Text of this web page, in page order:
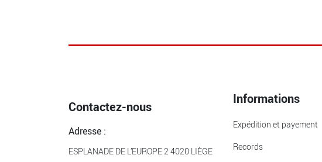
Contactez-nous
Adresse :
ESPLANADE DE L’EUROPE 2 4020 LIÈGE
Informations
Expédition et payement
Records